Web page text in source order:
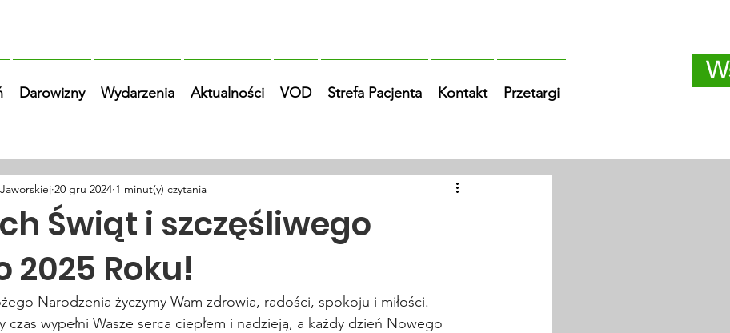
Darowizny Wydarzenia Aktualności VOD Strefa Pacjenta Kontakt Przetargi
Świąt i szczęśliwego
2025 Roku!
20 gru 2024 1 minut(y) czytania
Narodzenia życzymy Wam zdrowia, radości, spokoju i miłości.
czas wypełni Wasze serca ciepłem i nadzieją, a każdy dzień Nowego